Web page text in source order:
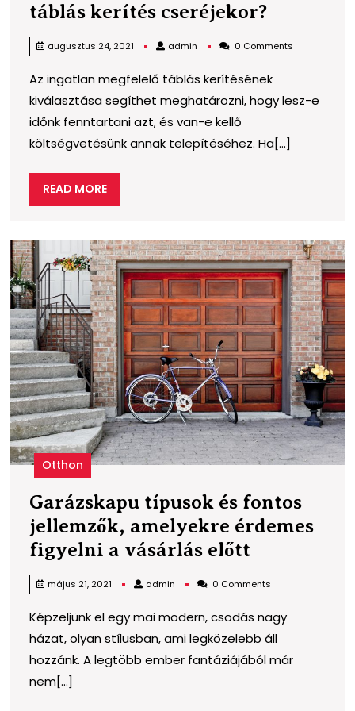
táblás kerítés cseréjekor?Miket
a
táblás
augusztus 24, 2021 admin admin 0 Comments
Az ingatlan megfelelő táblás kerítésének
kiválasztása segíthet meghatározni, hogy lesz-e
időnk fenntartani azt, és van-e kellő
költségvetésünk annak telepítéséhez. Ha[...]
READ MOREREAD
MORE
a
Otthon
Garázskapu típusok és fontos
jellemzők, amelyekre érdemes
figyelni a vásárlás előtt
fontos
jellemzők,
amelyekre
május 21, 2021 admin admin 0 Comments
Képzeljünk el egy mai modern, csodás nagy
házat, olyan stílusban, ami legközelebb áll
hozzánk. A legtöbb ember fantáziájából már
nem[...]